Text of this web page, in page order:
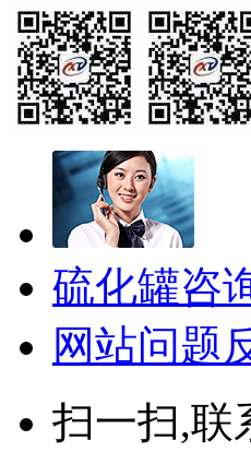
硫化罐咨
网站问题
扫一扫,联